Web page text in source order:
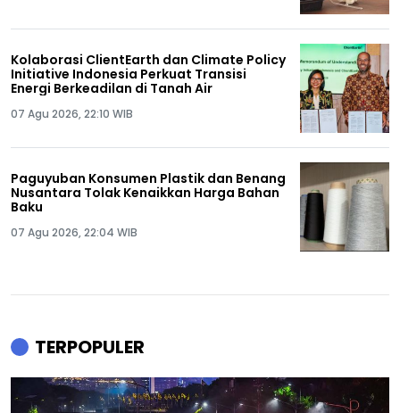
Kolaborasi ClientEarth dan Climate Policy
Initiative Indonesia Perkuat Transisi
Energi Berkeadilan di Tanah Air
07 Agu 2026, 22:10 WIB
Paguyuban Konsumen Plastik dan Benang
Nusantara Tolak Kenaikkan Harga Bahan
Baku
07 Agu 2026, 22:04 WIB
TERPOPULER